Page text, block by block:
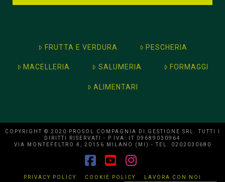
FRUTTA E VERDURA PESCHERIA
MACELLERIA SALUMERIA FORMAGGI
ALIMENTARI
COPYRIGHT © 2020 PROSOL COMPAGNIA DI GESTIONE SRL. TUTTI I
DIRITTI RISERVATI - P.IVA: IT 09689030964
VIA MONTEFELTRO 4, 20156 MILANO (MI) - TEL: 0202030680
PRIVACY POLICY COOKIE POLICY LAVORA CON NOI